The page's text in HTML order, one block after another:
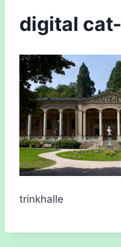
digital
trinkhalle